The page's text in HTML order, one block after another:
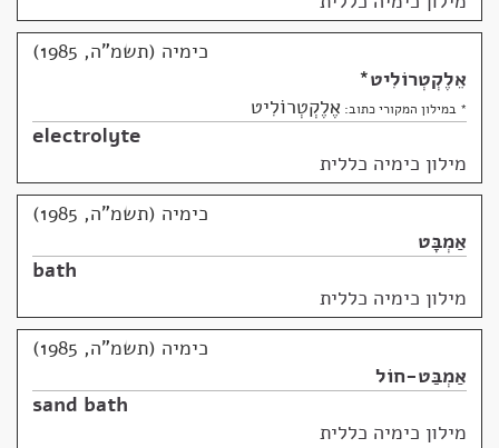
כימיה (תשמ"ה, 1985)
אֵלֶקְטְרוֹלִיט*
* במילון המקורי כתוב: אֶלֶקְטְרוֹלִיט
electrolyte
מילון כימיה כללית
כימיה (תשמ"ה, 1985)
אַמְבָּט
bath
מילון כימיה כללית
כימיה (תשמ"ה, 1985)
אַמְבַּט-חוֹל
sand bath
מילון כימיה כללית